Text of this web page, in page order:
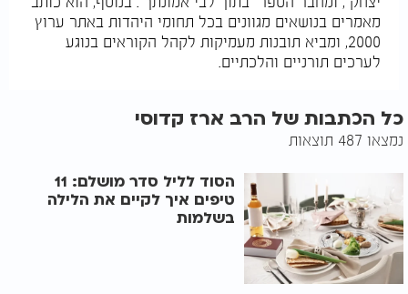
מאמרים בנושאים מגוונים בכל תחומי היהדות באתר ערוץ
2000, ומביא תובנות מעמיקות לקהל הקוראים בנוגע
לערכים תורניים והלכתיים.
כל הכתבות של הרב ארז קדוסי
נמצאו 487 תוצאות
הסוד לליל סדר מושלם: 11
טיפים איך לקיים את הלילה
בשלמות